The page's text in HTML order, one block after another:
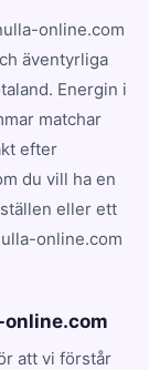
online.com
äventyrliga
Energin i
matchar
efter
du vill ha en
eller ett
online.com
att vi förstår